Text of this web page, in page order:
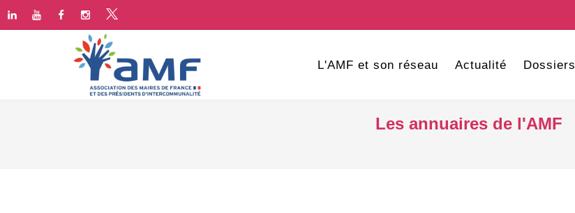
L'AMF et son réseau Actualité Dossiers
Les annuaires de l'AMF